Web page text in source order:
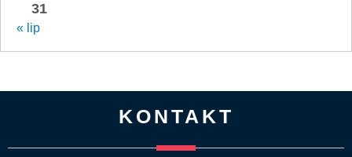
31
« lip
KONTAKT